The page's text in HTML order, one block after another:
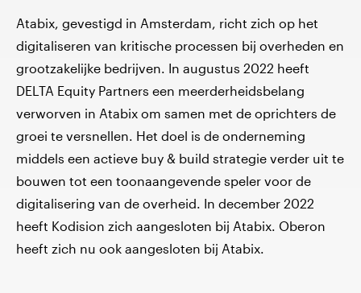
Atabix, gevestigd in Amsterdam, richt zich op het
digitaliseren van kritische processen bij overheden en
grootzakelijke bedrijven. In augustus 2022 heeft
DELTA Equity Partners een meerderheidsbelang
verworven in Atabix om samen met de oprichters de
groei te versnellen. Het doel is de onderneming
middels een actieve buy & build strategie verder uit te
bouwen tot een toonaangevende speler voor de
digitalisering van de overheid. In december 2022
heeft Kodision zich aangesloten bij Atabix. Oberon
heeft zich nu ook aangesloten bij Atabix.